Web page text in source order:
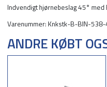
Indvendigt hjørnebeslag 45°
Varenummer: Knkstk-B-BIN-
ANDRE KØBT